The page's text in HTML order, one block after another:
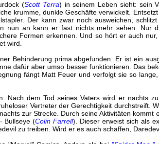
(Scott Terra) in seinem Leben sieht: sein
krumme, dunkle Geschäfte verwickelt.
Der kann zwar noch ausweichen,
nun an kann er fast nichts mehr sehen. Nur
Formen erkennen. Und so hört er auch
wird.
Behinderung prima abgefunden. Er ist ein
dafür aber umso besser funktionieren. Das
fängt Matt Feuer und verfolgt sie so
Nach dem Tod seines Vaters wird er nachts
Vertreter der Gerechtigkeit durchstreift.
zur Strecke. Durch seine Aktivitäten kommt
Bullseye (Colin Farrell). Dieser erweist sich als
zu treiben. Wird er es auch schaffen,